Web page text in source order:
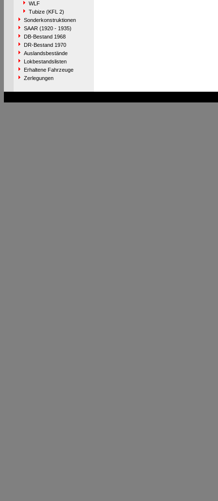
WLF
Tubize (KFL 2)
Sonderkonstruktionen
SAAR (1920 - 1935)
DB-Bestand 1968
DR-Bestand 1970
Auslandsbestände
Lokbestandslisten
Erhaltene Fahrzeuge
Zerlegungen